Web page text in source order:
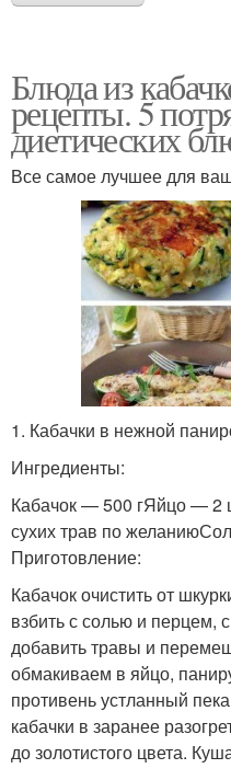
Блюда из
рецепты. 5
диетических
Все самое лучшее для
1. Кабачки в нежной
Ингредиенты:
Кабачок — 500 гЯйцо — 2
сухих трав по
Приготовление:
Кабачок очистить от
взбить с солью и перцем,
добавить травы и
обмакиваем в яйцо,
противень устланный
кабачки в заранее
до золотистого цвета.